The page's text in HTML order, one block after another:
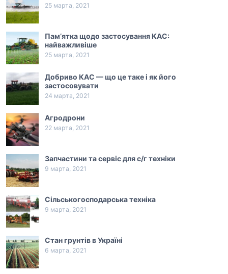
25 марта, 2021
Пам’ятка щодо застосування КАС:
найважливіше
25 марта, 2021
Добриво КАС — що це таке і як його
застосовувати
24 марта, 2021
Агродрони
22 марта, 2021
Запчастини та сервіс для с/г техніки
9 марта, 2021
Сільськогосподарська техніка
9 марта, 2021
Стан грунтів в Україні
6 марта, 2021